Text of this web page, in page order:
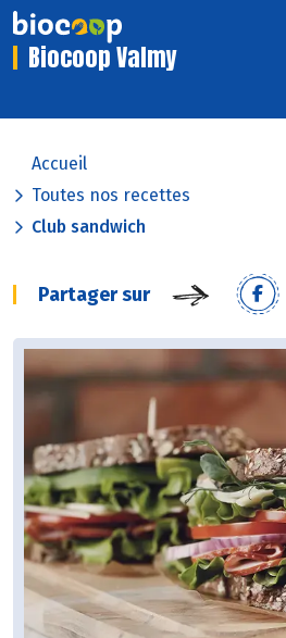
Biocoop Valmy
Accueil
Toutes nos recettes
Club sandwich
Partager sur